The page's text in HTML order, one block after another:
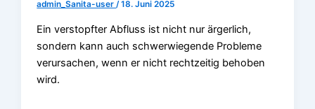
admin_Sanita-user/18. Juni 2025
Ein verstopfter Abfluss ist nicht nur ärgerlich,
sondern kann auch schwerwiegende Probleme
verursachen, wenn er nicht rechtzeitig behoben
wird.